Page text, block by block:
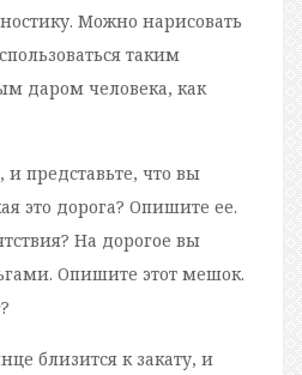
Можно нарисовать
таким
даром человека, как
и представьте, что вы
это дорога? Опишите ее.
На дорогое вы
Опишите этот мешок.
близится к закату, и